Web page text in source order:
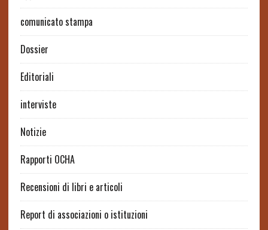
comunicato stampa
Dossier
Editoriali
interviste
Notizie
Rapporti OCHA
Recensioni di libri e articoli
Report di associazioni o istituzioni